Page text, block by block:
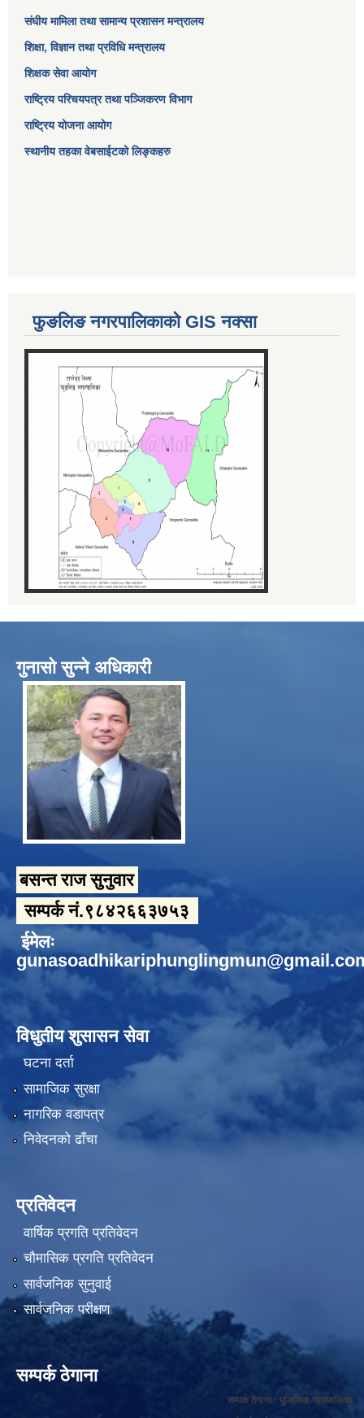
संघीय मामिला तथा सामान्य प्रशासन मन्त्रालय
शिक्षा, विज्ञान तथा प्रविधि मन्त्रालय
शिक्षक सेवा आयोग
राष्ट्रिय परिचयपत्र तथा पञ्जिकरण विभाग
राष्ट्रिय योजना आयोग
स्थानीय तहका वेबसाईटको लिङ्कहरु
फुङलिङ नगरपालिकाको GIS नक्सा
गुनासो सुन्ने अधिकारी
बसन्त राज सुनुवार
सम्पर्क नं.९८४२६६३७५३
ईमेलः
विधुतीय शुसासन सेवा
घटना दर्ता
सामाजिक सुरक्षा
नागरिक वडापत्र
निवेदनको ढाँचा
प्रतिवेदन
वार्षिक प्रगति प्रतिवेदन
चौमासिक प्रगति प्रतिवेदन
सार्वजनिक सुनुवाई
सार्वजनिक परीक्षण
सम्पर्क ठेगाना
सम्पर्क ठेगाना : फुङलिङ नगरपालिका